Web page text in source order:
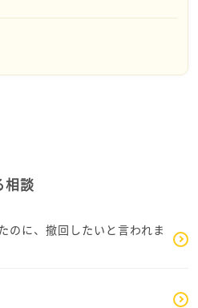
も…という話はできそうで
に考える時間を設け、改
きました。
今年結婚しよう」と言って
思っています。
相談
のに、撤回したいと言われま